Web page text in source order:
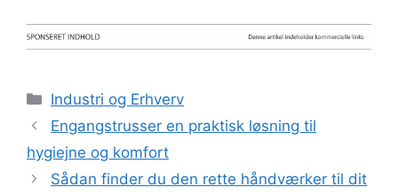
Kategorier
Industri og Erhverv
Engangstrusser en praktisk løsning til
hygiejne og komfort
Sådan finder du den rette håndværker til dit